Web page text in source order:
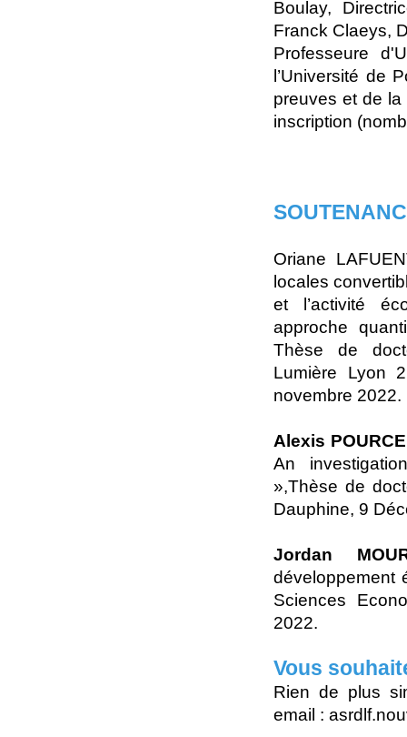
Boulay,
Franck Claeys,
Professeure
l’Université de
preuves et de
inscription
Oriane
locales
et l’activité
approche
Thèse de
Lumière Lyon
novembre 2022.
Alexis
An
»,Thèse de
Dauphine, 9
Jordan
développement
Sciences
2022.
Vous
Rien de plus
email :